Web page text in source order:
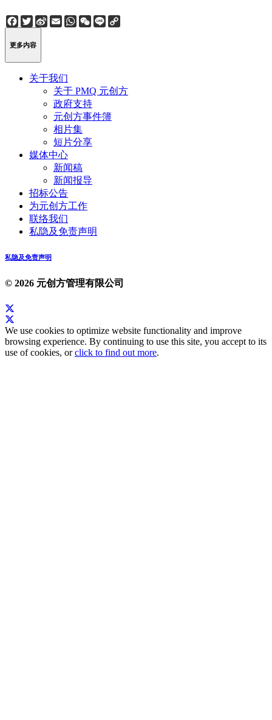
Facebook
Twitter
Sina
Weibo
EmailWhatsApp
WeChat
Line
更多内容
关于我们
关于 PMQ 元创方
政府支持
元创方事件簿
相片集
短片分享
媒体中心
新闻稿
新闻报导
招标公告
为元创方工作
联络我们
私隐及免责声明
私隐及免责声明
© 2026 元创方管理有限公司
We use cookies to optimize website functionality and improve
browsing experience. By continuing to use this site, you accept to its
use of cookies, orclick to find out more.